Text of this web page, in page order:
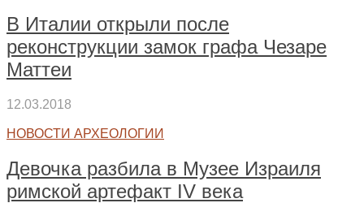
В Италии открыли после
реконструкции замок графа Чезаре
Маттеи
12.03.2018
НОВОСТИ АРХЕОЛОГИИ
Девочка разбила в Музее Израиля
римской артефакт IV века